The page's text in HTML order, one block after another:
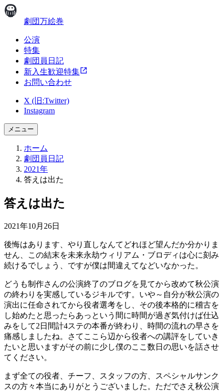
劇団万絵巻
公演
特集
劇団員日記
新入生歓迎特集
お問い合わせ
X (旧:Twitter)
Instagram
メニュー
ホーム
劇団員日記
2021年
答えは出た
答えは出た
2021年10月26日
後悔はあります、やり直しなんてどれほど望んだか分かりま
せん、この結末を未来永劫ウィリアム・ブロディは心に刻み
続けるでしょう、ですが僕は間違えてなどいなかった。
どうも制作さんの公演終了のブログを見てから改めて秋公演
の終わりを実感しているジキルです。いや～自分が秋公演の
演出に任命されてから役者選考をし、その後本格的に稽古を
し始めたと思ったらあっという間に時間が過ぎ気付けば仕込
みをして2日間計4ステの本番が終わり、時間の流れの早さを
痛感しましたね。さてここら辺から役者への講評をしていき
たいと思いますがその前に少し僕のここ数日の思いを話させ
てください。
まず全ての役者、チーフ、スタッフの方、スペシャルサンク
スの方々本当にありがとうございました。ただでさえ秋公演